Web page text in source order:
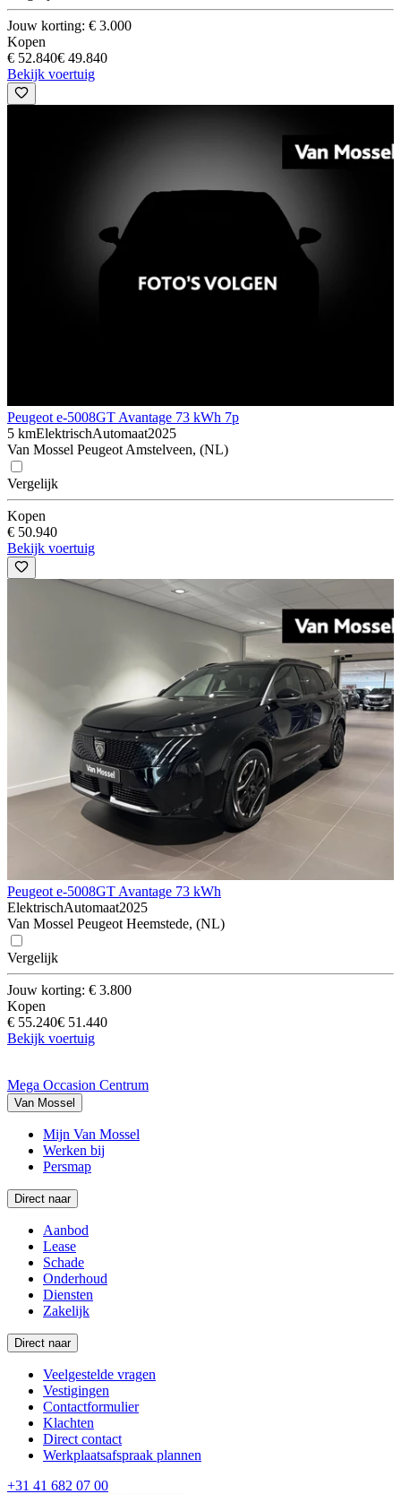
Jouw korting: € 3.000
Kopen
€ 52.840€ 49.840
Bekijk voertuig
Peugeot e-5008GT Avantage 73 kWh 7p
5 kmElektrischAutomaat2025
Van Mossel Peugeot Amstelveen, (NL)
Vergelijk
Kopen
€ 50.940
Bekijk voertuig
Peugeot e-5008GT Avantage 73 kWh
ElektrischAutomaat2025
Van Mossel Peugeot Heemstede, (NL)
Vergelijk
Jouw korting: € 3.800
Kopen
€ 55.240€ 51.440
Bekijk voertuig
Mega Occasion Centrum
Van Mossel
Mijn Van Mossel
Werken bij
Persmap
Direct naar
Aanbod
Lease
Schade
Onderhoud
Diensten
Zakelijk
Direct naar
Veelgestelde vragen
Vestigingen
Contactformulier
Klachten
Direct contact
Werkplaatsafspraak plannen
+31 41 682 07 00